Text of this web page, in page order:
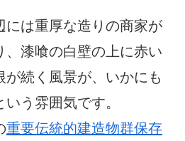
は重厚な造りの商家が
漆喰の白壁の上に赤い
続く風景が、いかにも
う雰囲気です。
重要伝統的建造物群保存